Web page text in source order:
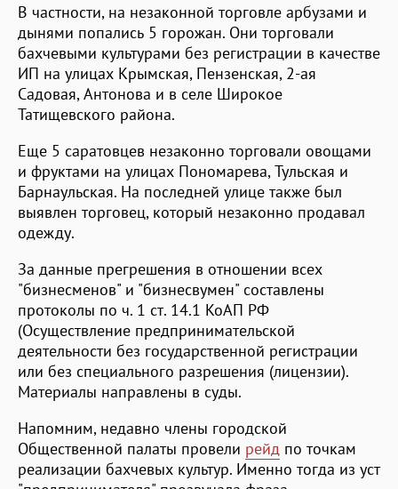
В частности, на незаконной торговле арбузами и
дынями попались 5 горожан. Они торговали
бахчевыми культурами без регистрации в качестве
ИП на улицах Крымская, Пензенская, 2-ая
Садовая, Антонова и в селе Широкое
Татищевского района.
Еще 5 саратовцев незаконно торговали овощами
и фруктами на улицах Пономарева, Тульская и
Барнаульская. На последней улице также был
выявлен торговец, который незаконно продавал
одежду.
За данные прегрешения в отношении всех
"бизнесменов" и "бизнесвумен" составлены
протоколы по ч. 1 ст. 14.1 КоАП РФ
(Осуществление предпринимательской
деятельности без государственной регистрации
или без специального разрешения (лицензии).
Материалы направлены в суды.
Напомним, недавно члены городской
Общественной палаты провели рейд по точкам
реализации бахчевых культур. Именно тогда из уст